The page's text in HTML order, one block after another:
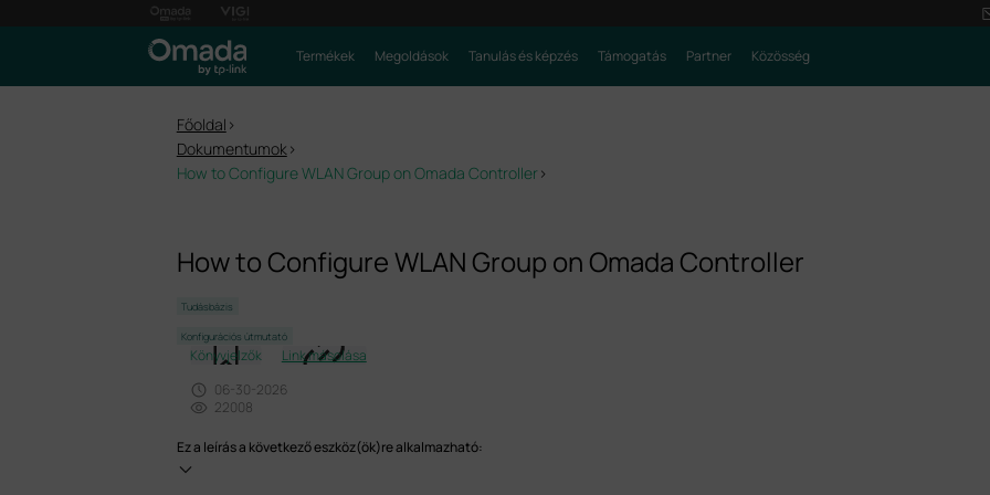
Termékek Megoldások Tanulás és képzés Támogatás Partner Közösség
Főoldal >
Dokumentumok>
How to Configure WLAN Group on Omada Controller >
How to Configure WLAN Group on Omada Controller
Tudásbázis
Konfigurációs útmutató
Könyvjelzők
Link másolása
06-30-2026
22008
Ez a leírás a következő eszköz(ök)re alkalmazható: